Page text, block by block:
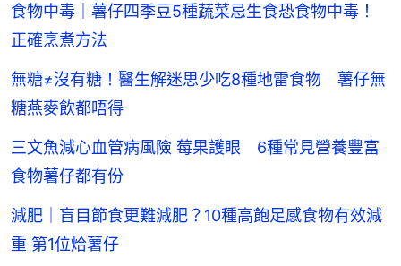
食物中毒｜薯仔四季豆5種蔬菜忌生食恐食物中毒！
正確烹煮方法
無糖≠沒有糖！醫生解迷思少吃8種地雷食物 薯仔無
糖燕麥飲都唔得
三文魚減心血管病風險 莓果護眼 6種常見營養豐富
食物薯仔都有份
減肥｜盲目節食更難減肥？10種高飽足感食物有效減
重 第1位烚薯仔